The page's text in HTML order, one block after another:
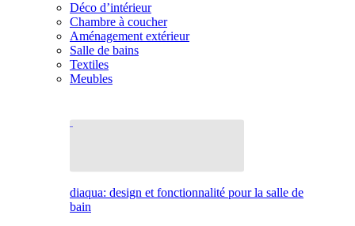
Déco d’intérieur
Chambre à coucher
Aménagement extérieur
Salle de bains
Textiles
Meubles
diaqua: design et fonctionnalité pour la salle de
bain